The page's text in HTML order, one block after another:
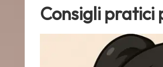
Consigli pratici